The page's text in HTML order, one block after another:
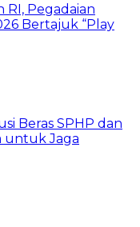
RI, Pegadaian
Bertajuk “Play
Beras SPHP dan
untuk Jaga